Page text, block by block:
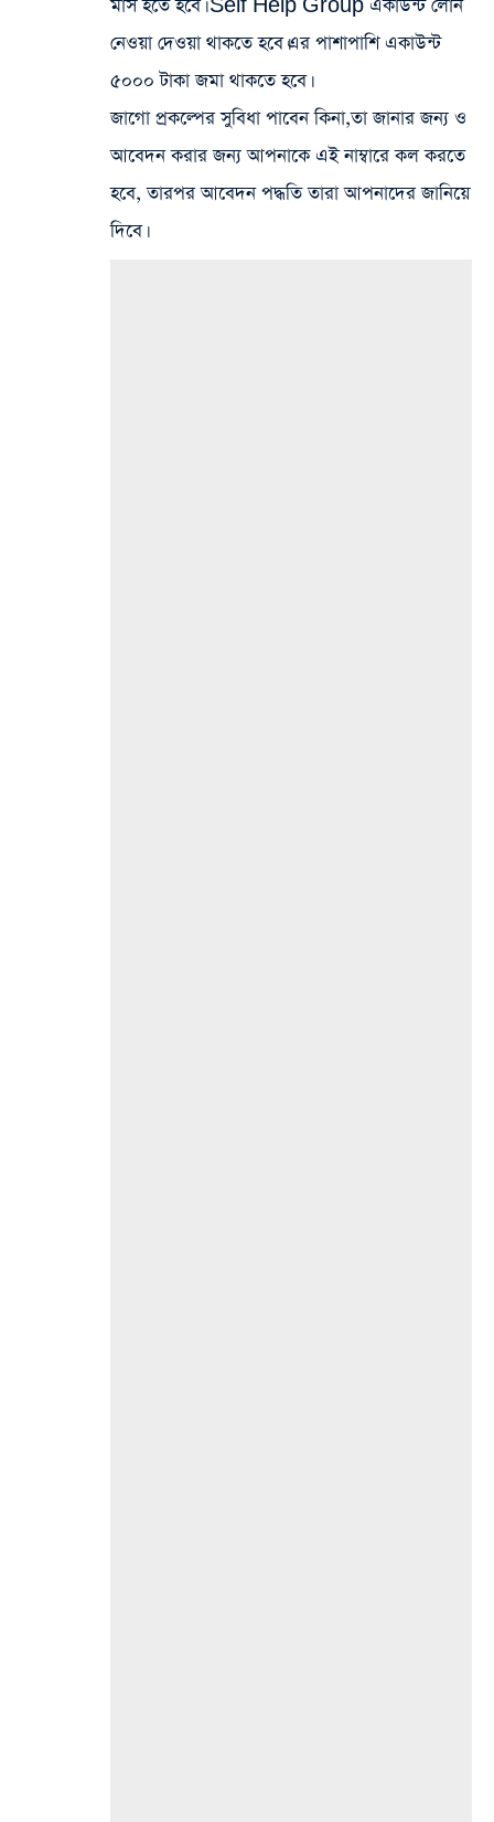
মাস হতে হবে। Self Help Group একাউন্ট লোন
নেওয়া দেওয়া থাকতে হবে।এর পাশাপাশি একাউন্ট
৫০০০ টাকা জমা থাকতে হবে।
জাগো প্রকল্পের সুবিধা পাবেন কিনা,তা জানার জন্য ও
আবেদন করার জন্য আপনাকে এই নাম্বারে কল করতে
হবে, তারপর আবেদন পদ্ধতি তারা আপনাদের জানিয়ে
দিবে।